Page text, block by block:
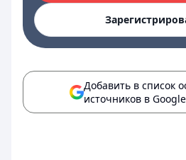
Добавить в список
источников в Google